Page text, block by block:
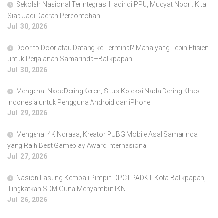
Sekolah Nasional Terintegrasi Hadir di PPU, Mudyat Noor : Kita
Siap Jadi Daerah Percontohan
Juli 30, 2026
Door to Door atau Datang ke Terminal? Mana yang Lebih Efisien
untuk Perjalanan Samarinda–Balikpapan
Juli 30, 2026
Mengenal NadaDeringKeren, Situs Koleksi Nada Dering Khas
Indonesia untuk Pengguna Android dan iPhone
Juli 29, 2026
Mengenal 4K Ndraaa, Kreator PUBG Mobile Asal Samarinda
yang Raih Best Gameplay Award Internasional
Juli 27, 2026
Nasion Lasung Kembali Pimpin DPC LPADKT Kota Balikpapan,
Tingkatkan SDM Guna Menyambut IKN
Juli 26, 2026